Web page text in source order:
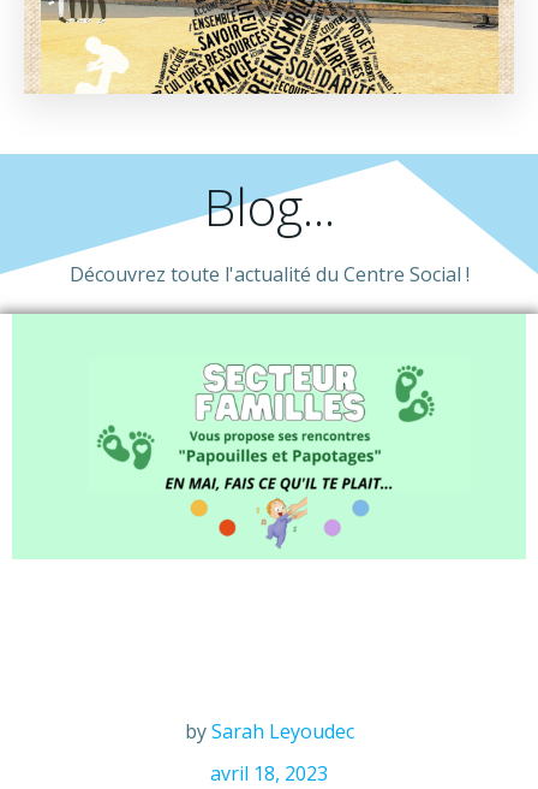
Blog...
Découvrez toute l'actualité du Centre Social !
bySarah Leyoudec
avril 18, 2023